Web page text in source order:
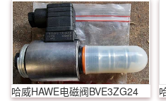
哈威HAWE电磁阀BVE3ZG24